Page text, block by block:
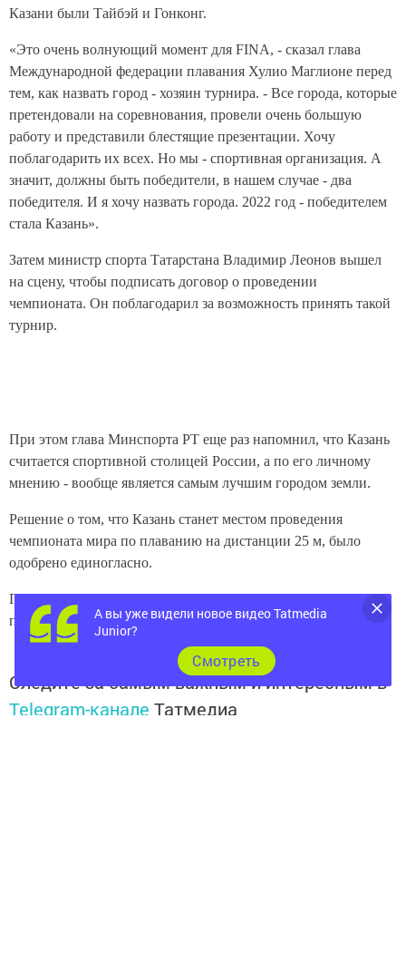
Казани были Тайбэй и Гонконг.
«Это очень волнующий момент для FINA, - сказал глава
Международной федерации плавания Хулио Маглионе перед
тем, как назвать город - хозяин турнира. - Все города, которые
претендовали на соревнования, провели очень большую
работу и представили блестящие презентации. Хочу
поблагодарить их всех. Но мы - спортивная организация. А
значит, должны быть победители, в нашем случае - два
победителя. И я хочу назвать города. 2022 год - победителем
стала Казань».
Затем министр спорта Татарстана Владимир Леонов вышел
на сцену, чтобы подписать договор о проведении
чемпионата. Он поблагодарил за возможность принять такой
турнир.
При этом глава Минспорта РТ еще раз напомнил, что Казань
считается спортивной столицей России, а по его личному
мнению - вообще является самым лучшим городом земли.
Решение о том, что Казань станет местом проведения
чемпионата мира по плаванию на дистанции 25 м, было
одобрено единогласно.
Право на проведение международного турнира в 2024 году
получил Будапешт.
Следите за самым важным и интересным в
Telegram-канале Татмедиа
А вы уже видели новое видео Tatmedia
Junior?
Cмотреть